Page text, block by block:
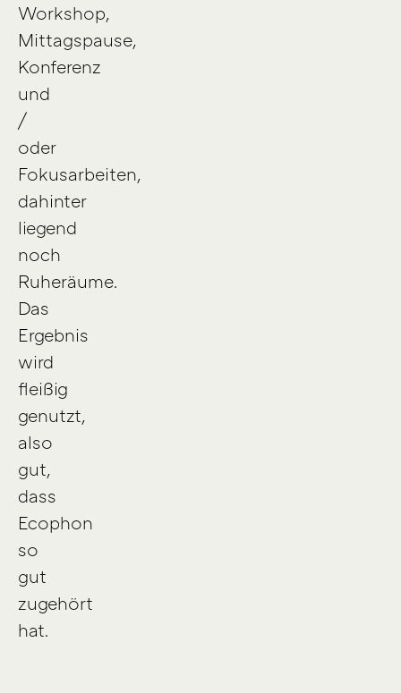
Workshop,
Mittagspause,
Konferenz
und
/
oder
Fokusarbeiten,
dahinter
liegend
noch
Ruheräume.
Das
Ergebnis
wird
fleißig
genutzt,
also
gut,
dass
Ecophon
so
gut
zugehört
hat.